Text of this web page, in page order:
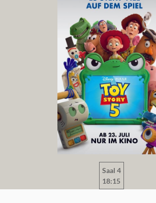
Saal 4
18:15